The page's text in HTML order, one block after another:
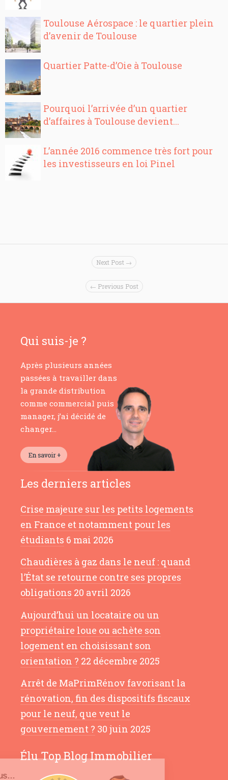
Toulouse Aérospace : le quartier plein
d’avenir de Toulouse
Quartier Patte-d’Oie à Toulouse
Pourquoi l’arrivée d’un quartier
d’affaires à Toulouse devient...
L’année 2016 commence très fort pour
les investisseurs en loi Pinel
Next Post →
← Previous Post
Qui suis-je ?
Après plusieurs années
passées à travailler dans
la grande distribution
comme commercial puis
manager, j’ai décidé de
changer…
Les derniers articles
Crise majeure sur les petits logements
en France et notamment pour les
étudiants 6 mai 2026
Chaudières à gaz dans le neuf : quand
l’État se retourne contre ses propres
obligations 20 avril 2026
Aujourd’hui un locataire ou un
propriétaire loue ou achète son
logement en choisissant son
orientation ? 22 décembre 2025
Arrêt de MaPrimRénov favorisant la
rénovation, fin des dispositifs fiscaux
pour le neuf, que veut le
gouvernement ? 30 juin 2025
Élu Top Blog Immobilier
Salut c'est nous...